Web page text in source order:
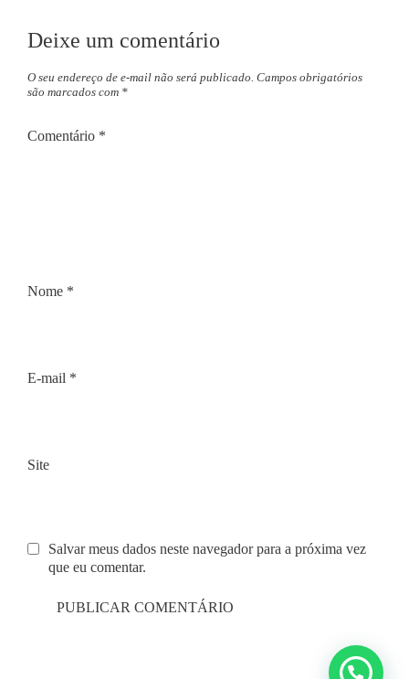
Deixe um comentário
O seu endereço de e-mail não será publicado. Campos obrigatórios
são marcados com *
Comentário *
Nome *
E-mail *
Site
Salvar meus dados neste navegador para a próxima vez
que eu comentar.